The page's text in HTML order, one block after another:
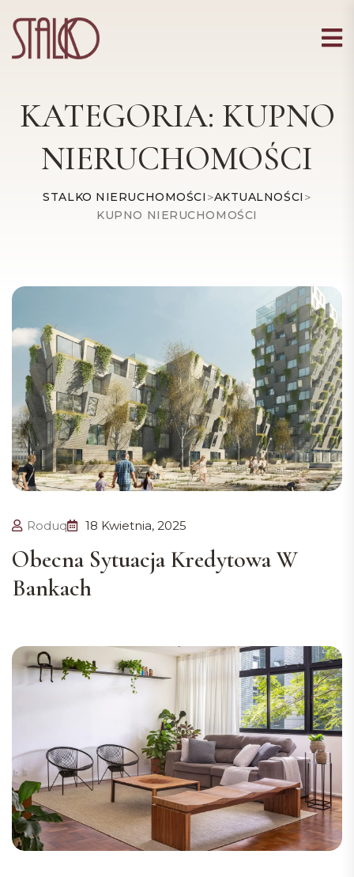
KATEGORIA: KUPNO
NIERUCHOMOŚCI
STALKO NIERUCHOMOŚCI >AKTUALNOŚCI >
KUPNO NIERUCHOMOŚCI
Roduq 18 Kwietnia, 2025
Obecna Sytuacja Kredytowa W
Bankach